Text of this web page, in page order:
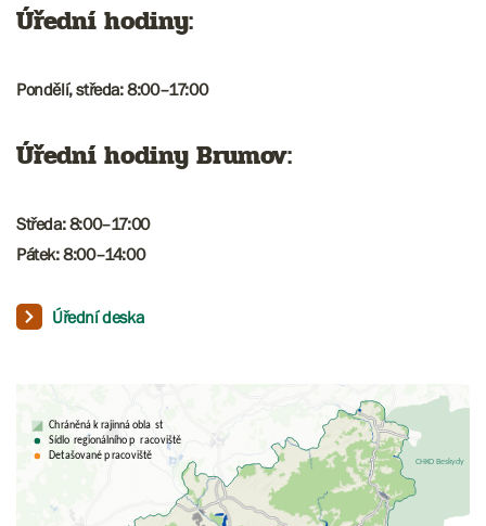
Úřední hodiny:
Pondělí, středa: 8:00–17:00
Úřední hodiny Brumov:
Středa: 8:00–17:00
Pátek: 8:00–14:00
Úřední deska